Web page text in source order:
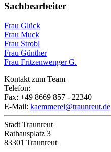
Sachbearbeiter
Frau Glück
Frau Muck
Frau Strobl
Frau Günther
Frau Fritzenwenger G.
Kontakt zum Team
Telefon:
Fax: +49 8669 857 - 22340
E-Mail: kaemmerei@traunreut.de
Stadt Traunreut
Rathausplatz 3
83301 Traunreut